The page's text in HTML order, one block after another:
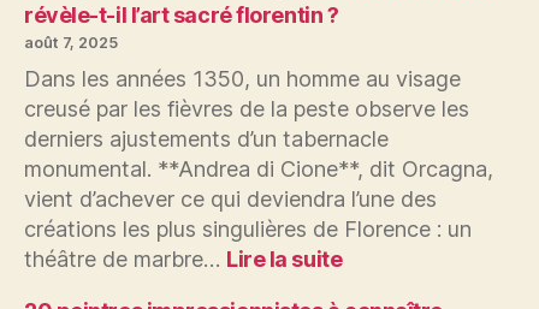
connaître
révèle-t-il l’art sacré florentin ?
août 7, 2025
Dans les années 1350, un homme au visage
creusé par les fièvres de la peste observe les
derniers ajustements d’un tabernacle
monumental. **Andrea di Cione**, dit Orcagna,
vient d’achever ce qui deviendra l’une des
créations les plus singulières de Florence : un
théâtre de marbre… Lire la suite: